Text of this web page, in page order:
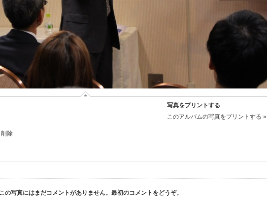
削除
写真をプリントする
このアルバムの写真をプリントする »
この写真にはまだコメントがありません。最初のコメントをどうぞ。